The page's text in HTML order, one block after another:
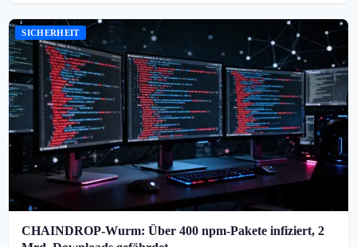
SICHERHEIT
CHAINDROP-Wurm: Über 400 npm-Pakete infiziert, 2